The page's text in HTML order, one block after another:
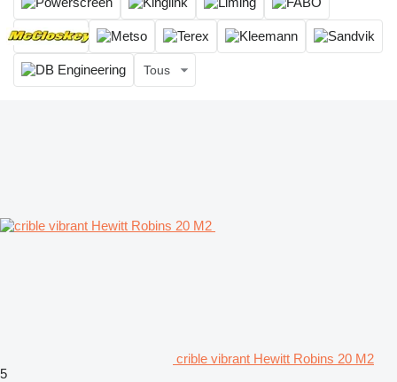
Tous
crible vibrant Hewitt Robins 20 M2
5